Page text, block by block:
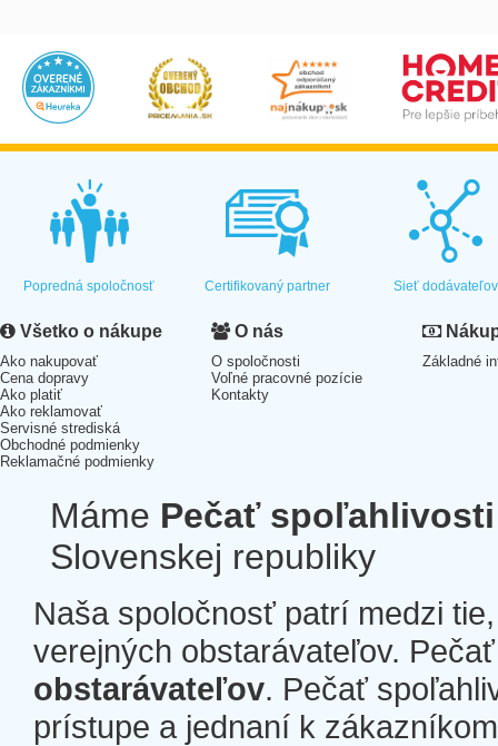
Popredná spoločnosť Certifikovaný partner Sieť dodávateľov
Všetko o nákupe
Ako nakupovať
Cena dopravy
Ako platiť
Ako reklamovať
Servisné strediská
Obchodné podmienky
Reklamačné podmienky
O nás
O spoločnosti
Voľné pracovné pozície
Kontakty
Základné
Máme Pečať spoľahlivosti
Slovenskej republiky
Naša spoločnosť patrí medzi
verejných obstarávateľov.
obstarávateľov. Pečať
prístupe a jednaní k